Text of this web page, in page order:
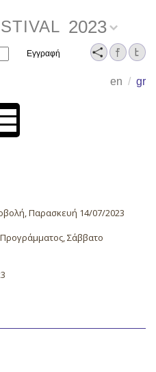
2023
en / gr
Name
Παρασκευή 14/07/2023
Σάββατο